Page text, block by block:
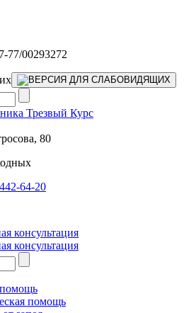
77/00293272
80
64-20
консультация
консультация
помощь
помощь